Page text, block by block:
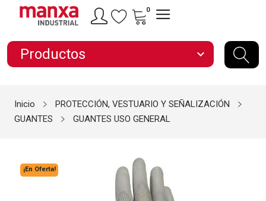
0
Productos expand_more
Inicio
PROTECCIÓN, VESTUARIO Y SEÑALIZACIÓN
GUANTES
GUANTES USO GENERAL
¡En Oferta!